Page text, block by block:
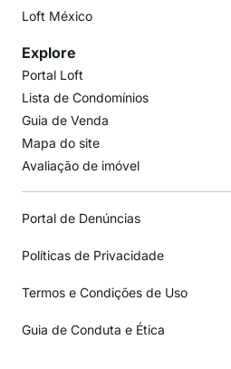
Loft México
Explore
Portal Loft
Lista de Condomínios
Guia de Venda
Mapa do site
Avaliação de imóvel
Portal de Denúncias
Políticas de Privacidade
Termos e Condições de Uso
Guia de Conduta e Ética